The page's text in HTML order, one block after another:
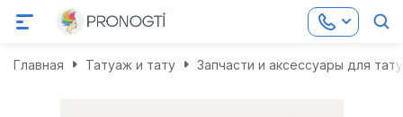
Главная Татуаж и тату Запчасти и аксессуары для